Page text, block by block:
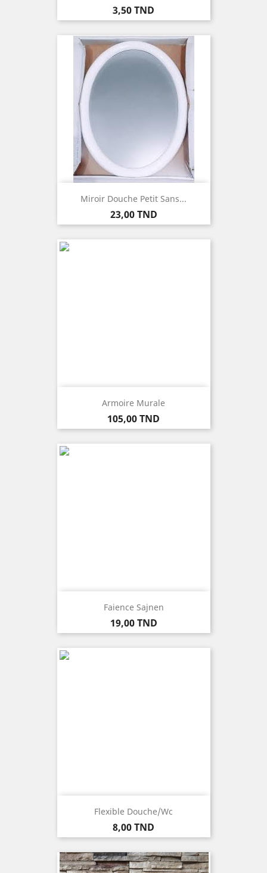
Prix
3,50 TND
Miroir Douche Petit Sans...
Prix
23,00 TND
Armoire Murale
Prix
105,00 TND
Faience Sajnen
Prix
19,00 TND
Flexible Douche/wc
Prix
8,00 TND